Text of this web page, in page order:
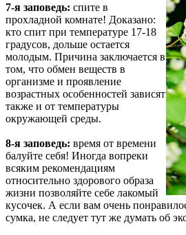
7-я заповедь: спите в
прохладной комнате! Доказано:
кто спит при температуре 17-18
градусов, дольше остается
молодым. Причина заключается в
том, что обмен веществ в
организме и проявление
возрастных особенностей зависят
также и от температуры
окружающей среды.
8-я заповедь: время от времени
балуйте себя! Иногда вопреки
всяким рекомендациям
относительно здорового образа
жизни позволяйте себе лакомый
кусочек. А если вам очень
сумка, не следует тут же думать об